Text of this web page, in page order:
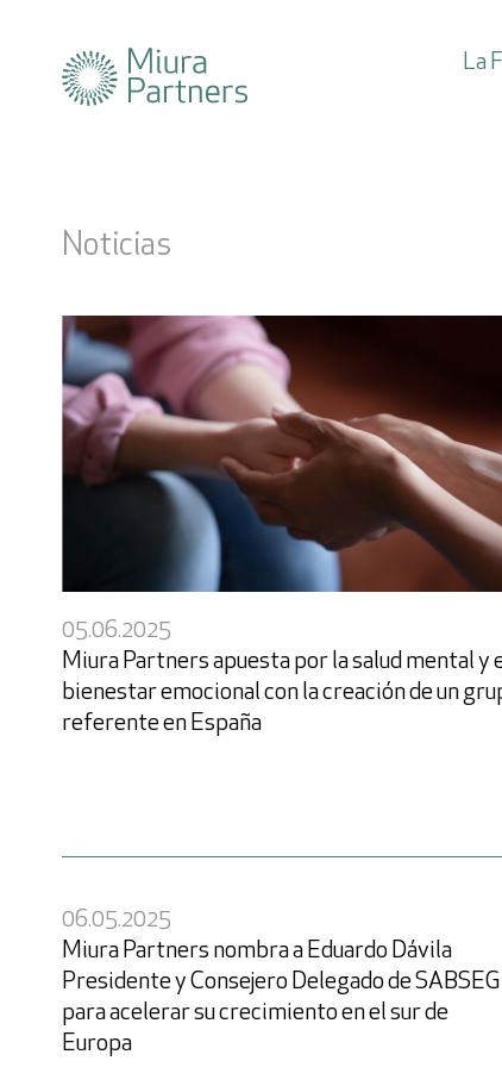
La
Noticias
05.06.2025
Miura Partners apuesta por la salud mental y
bienestar emocional con la creación de un
referente en España
06.05.2025
Miura Partners nombra a Eduardo Dávila
Presidente y Consejero Delegado de SABSEG
para acelerar su crecimiento en el sur de
Europa
política
* Campos obligatorios